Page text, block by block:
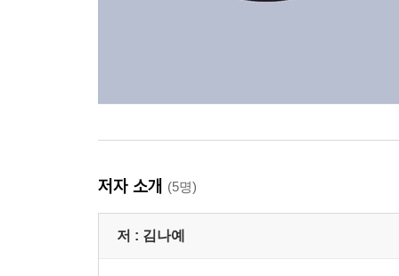
저자 소개 (5명)
저 : 김나예